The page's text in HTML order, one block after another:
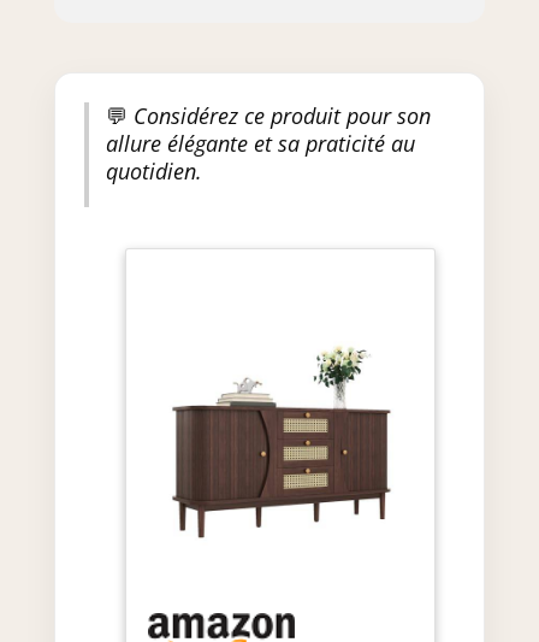
long terme】: les pieds et les
poignées en bois massif
garantissent une grande
💬 Considérez ce produit pour son
allure élégante et sa praticité au
quotidien.